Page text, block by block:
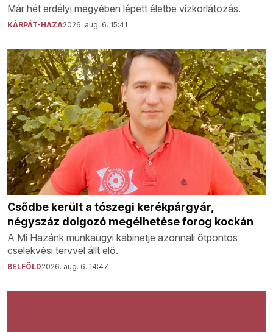
Már hét erdélyi megyében lépett életbe vízkorlátozás.
KÁRPÁT-HAZA2026. aug. 6. 15:41
Csődbe került a tószegi kerékpárgyár,
négyszáz dolgozó megélhetése forog kockán
A Mi Hazánk munkaügyi kabinetje azonnali ötpontos
cselekvési tervvel állt elő.
BELFÖLD2026. aug. 6. 14:47